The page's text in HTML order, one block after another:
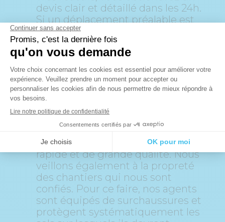
devis clair et détaillé dans les 24h.
Si un déplacement préalable est
nécessaire, nous l’organiserons
dans les meilleurs délais.
3.
Intervention rapide
et soignée
Le devis vous convient ? Nous
prévoyons alors une intervention
rapide et de grande qualité. Nous
veillons également à la propreté
des chantiers qui nous sont
confiés. Pour ce faire, nos agents
sont équipés de surchaussures et
protègent systématiquement les